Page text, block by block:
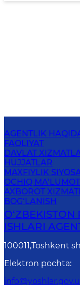
AGENTLIK
FAOLIYAT
DAVLAT
HUJJATLAR
MAXFIYLIK
OCHIQ
AXBOROT XIZMATI
BOG‘LANISH
O‘ZBЕKISTОN
ISHLARI
100011,Toshkent
Elektron pochta: